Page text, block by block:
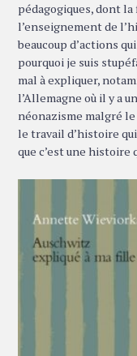
pédagogiques, dont
l’enseignement de
beaucoup d’actions
pourquoi je suis
mal à expliquer,
l’Allemagne où il y a
néonazisme malgré
le travail d’histoire
que c’est une histoire